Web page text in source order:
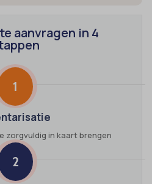
aanvragen in 4
1
zorgvuldig in kaart brengen
2